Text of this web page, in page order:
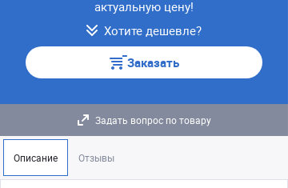
актуальную цену!
Хотите дешевле?
Заказать
Задать вопрос по товару
Описание Отзывы